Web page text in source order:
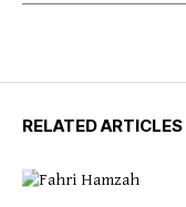
RELATED ARTICLES